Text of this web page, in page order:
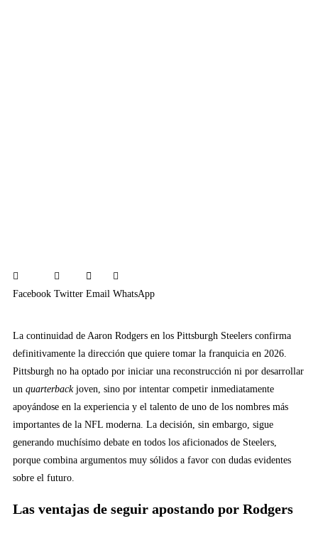
Facebook Twitter Email WhatsApp
La continuidad de Aaron Rodgers en los Pittsburgh Steelers confirma
definitivamente la dirección que quiere tomar la franquicia en 2026.
Pittsburgh no ha optado por iniciar una reconstrucción ni por desarrollar
un quarterbackjoven, sino por intentar competir inmediatamente
apoyándose en la experiencia y el talento de uno de los nombres más
importantes de la NFL moderna. La decisión, sin embargo, sigue
generando muchísimo debate en todos los aficionados de Steelers,
porque combina argumentos muy sólidos a favor con dudas evidentes
sobre el futuro.
Las ventajas de seguir apostando por Rodgers